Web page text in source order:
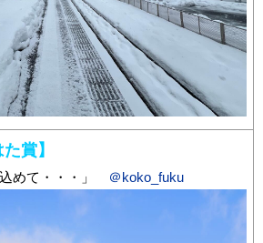
賞】
込めて・・・」 ＠koko_fuku